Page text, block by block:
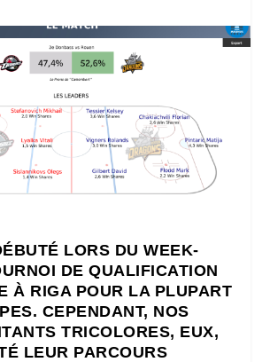
LORS DU WEEK-
DE QUALIFICATION
À RIGA POUR LA PLUPART
CEPENDANT, NOS
TRICOLORES, EUX,
LEUR PARCOURS